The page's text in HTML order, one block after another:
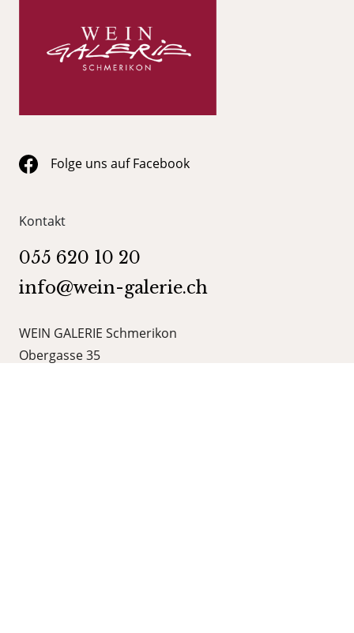
Folge uns auf Facebook
Kontakt
055 620 10 20
info@wein-galerie.ch
WEIN GALERIE Schmerikon
Obergasse 35